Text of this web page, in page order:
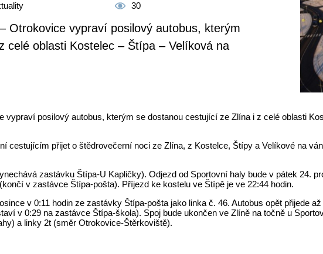
30
Otrokovice vypraví posilový autobus, kterým
celé oblasti Kostelec – Štípa – Velíková na
vypraví posilový autobus, kterým se dostanou cestující ze Zlína i z celé oblasti
cestujícím přijet o štědrovečerní noci ze Zlína, z Kostelce, Štípy a Velíkové na
zastávku Štípa-U Kapličky). Odjezd od Sportovní haly bude v pátek 24.
v zastávce Štípa-pošta). Příjezd ke kostelu ve Štípě je ve 22:44 hodin.
v 0:11 hodin ze zastávky Štípa-pošta jako linka č. 46. Autobus opět přijede
v 0:29 na zastávce Štípa-škola). Spoj bude ukončen ve Zlíně na točně u
a linky 2t (směr Otrokovice-Štěrkoviště).